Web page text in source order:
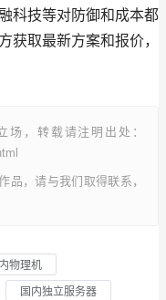
科技等对防御和成本都
获取最新方案和报价，
，转载请注明出处：
，请与我们取得联系，
物理机
国内独立服务器